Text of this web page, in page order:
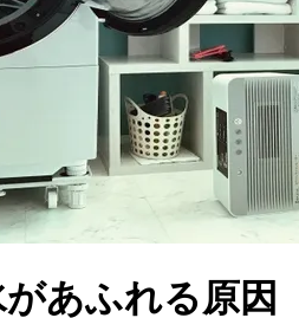
あふれる原因